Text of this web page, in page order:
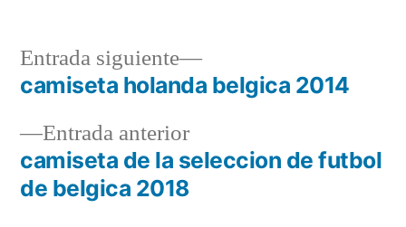
Navegación
de
entradas
Entrada anteriorEntrada
anterior:
camiseta de la seleccion de futbol
de belgica 2018
Entrada siguiente
Entrada
siguiente:
camiseta holanda belgica 2014